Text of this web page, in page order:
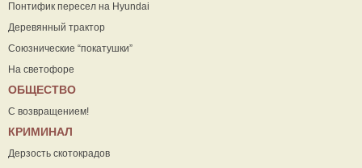
Понтифик пересел на Hyundai
Деревянный трактор
Союзнические “покатушки”
На светофоре
ОБЩЕСТВО
С возвращением!
КРИМИНАЛ
Дерзость скотокрадов